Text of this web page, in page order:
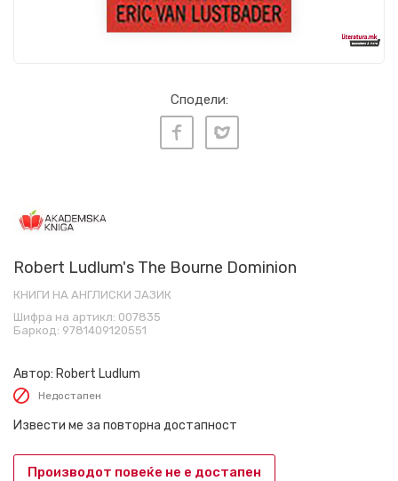
Сподели:
Robert Ludlum's The Bourne Dominion
КНИГИ НА АНГЛИСКИ ЈАЗИК
Шифра на артикл: 007835
Баркод: 9781409120551
Автор: Robert Ludlum
Недостапен
Извести ме за повторна достапност
Производот повеќе не е достапен